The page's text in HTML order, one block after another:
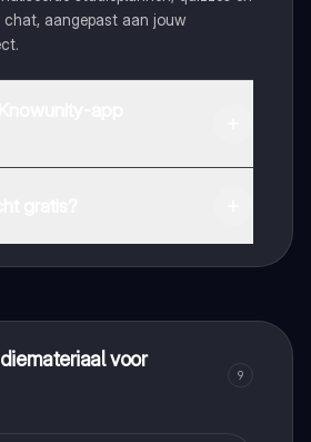
aangepast aan jouw
voor
9